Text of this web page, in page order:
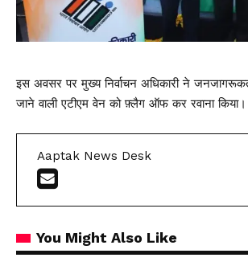
इस अवसर पर मुख्य निर्वाचन अधिकारी ने
जाने वाली एटीएम वेन को फ़्लैग ऑफ कर रवाना किया।
Aaptak News Desk
You Might Also Like